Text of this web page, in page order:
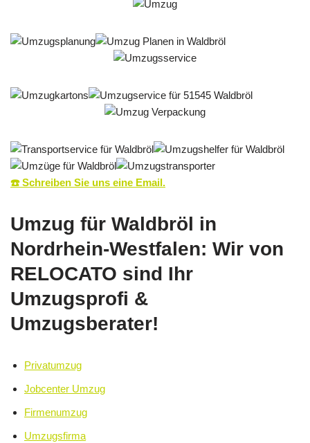
☎️ Schreiben Sie uns eine Email.
Umzug für Waldbröl in
Nordrhein-Westfalen: Wir von
RELOCATO sind Ihr
Umzugsprofi &
Umzugsberater!
Privatumzug
Jobcenter Umzug
Firmenumzug
Umzugsfirma